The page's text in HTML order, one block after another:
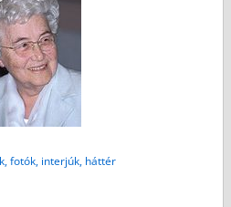
fotók, interjúk, háttér